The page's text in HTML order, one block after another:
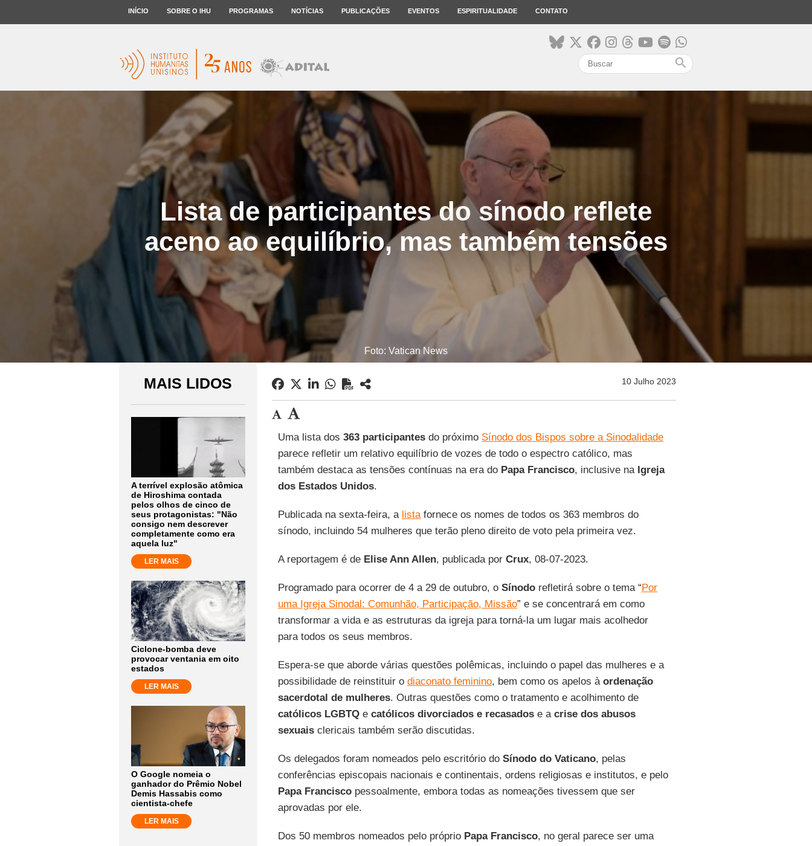
INÍCIO SOBRE O IHU PROGRAMAS NOTÍCIAS PUBLICAÇÕES EVENTOS ESPIRITUALIDADE CONTATO
search
Lista de participantes do sínodo reflete
aceno ao equilíbrio, mas também tensões
Foto: Vatican News
MAIS LIDOS
A terrível explosão atômica
de Hiroshima contada
pelos olhos de cinco de
seus protagonistas: "Não
consigo nem descrever
completamente como era
aquela luz"
LER MAIS
Ciclone-bomba deve
provocar ventania em oito
estados
LER MAIS
O Google nomeia o
ganhador do Prêmio Nobel
Demis Hassabis como
cientista-chefe
LER MAIS
10 Julho 2023
Uma lista dos 363 participantesdo próximo Sínodo dos Bispos sobre a Sinodalidade
parece refletir um relativo equilíbrio de vozes de todo o espectro católico, mas
também destaca as tensões contínuas na era do Papa Francisco, inclusive na Igreja
dos Estados Unidos.
Publicada na sexta-feira, a listafornece os nomes de todos os 363 membros do
sínodo, incluindo 54 mulheres que terão pleno direito de voto pela primeira vez.
A reportagem é de Elise Ann Allen, publicada por Crux, 08-07-2023.
Programado para ocorrer de 4 a 29 de outubro, o Sínodorefletirá sobre o tema “Por
uma Igreja Sinodal: Comunhão, Participação, Missão” e se concentrará em como
transformar a vida e as estruturas da igreja para torná-la um lugar mais acolhedor
para todos os seus membros.
Espera-se que aborde várias questões polêmicas, incluindo o papel das mulheres e a
possibilidade de reinstituir o diaconato feminino, bem como os apelos à ordenação
sacerdotal de mulheres. Outras questões como o tratamento e acolhimento de
católicos LGBTQe católicos divorciados e recasados​​e a crise dos abusos
sexuaisclericais também serão discutidas.
Os delegados foram nomeados pelo escritório do Sínodo do Vaticano, pelas
conferências episcopais nacionais e continentais, ordens religiosas e institutos, e pelo
Papa Franciscopessoalmente, embora todas as nomeações tivessem que ser
aprovadas por ele.
Dos 50 membros nomeados pelo próprio Papa Francisco, no geral parece ser uma